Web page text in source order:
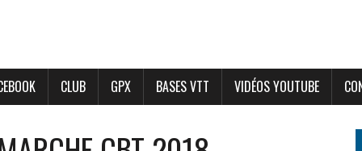
CLUB GPX BASES VTT VIDÉOS YOUTUBE